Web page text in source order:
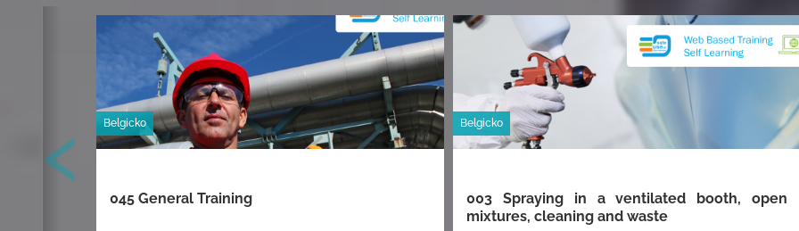
Belgicko
045 General Training
Belgicko
003 Spraying in a ventilated booth, open
mixtures, cleaning and waste
‹